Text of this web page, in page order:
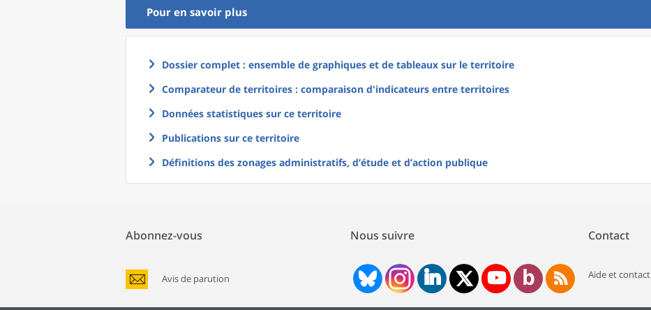
Pour en savoir plus
Dossier complet : ensemble de graphiques et de tableaux sur le territoire
Comparateur de territoires : comparaison d'indicateurs entre territoires
Données statistiques sur ce territoire
Publications sur ce territoire
Définitions des zonages administratifs, d’étude et d’action publique
Abonnez-vous
Avis de parution
Nous suivre Contact
Aide et contact